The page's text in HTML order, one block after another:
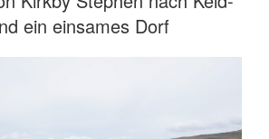
ein einsames Dorf